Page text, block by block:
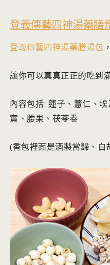
登義傳藝四神湯藥膳
登義傳藝四神湯藥膳湯包
讓你可以真真正正的吃到
內容包括: 蓮子、薏仁、
實、腰果、茯苓卷
(香包裡面是酒製當歸、白